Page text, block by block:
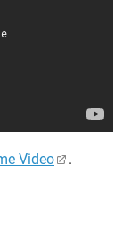
Video .